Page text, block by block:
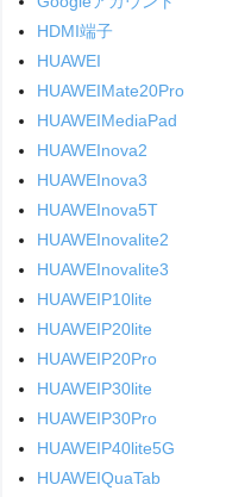
HDMI端子
HUAWEI
HUAWEIMate20Pro
HUAWEIMediaPad
HUAWEInova2
HUAWEInova3
HUAWEInova5T
HUAWEInovalite2
HUAWEInovalite3
HUAWEIP10lite
HUAWEIP20lite
HUAWEIP20Pro
HUAWEIP30lite
HUAWEIP30Pro
HUAWEIP40lite5G
HUAWEIQuaTab